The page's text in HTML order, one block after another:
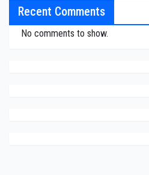
Recent Comments
No comments to show.